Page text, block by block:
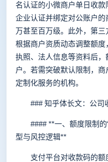
名认证的小微商户单日收
企业认证并绑定对公账户
万甚至百万级。此外，第
根据商户资质动态调整额
执照、法人信息等资料后
户。若需突破默认限制，
定制化服务的机构。
### 知乎体长文：公司
#### **一、额度限制的“
型与风控逻辑**
支付平台对收款码的额